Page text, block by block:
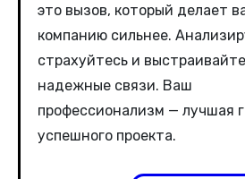
это вызов, который делает
компанию сильнее.
страхуйтесь и выстраивайте
надежные связи. Ваш
профессионализм — лучшая
успешного проекта.